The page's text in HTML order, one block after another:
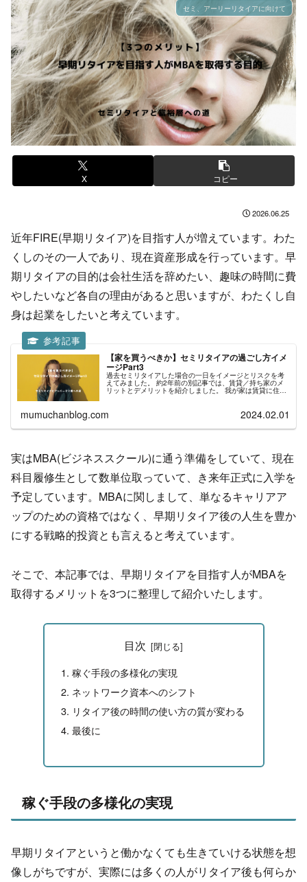
セミ、アーリーリタイアに向けて
X コピー
2026.06.25
近年FIRE(早期リタイア)を目指す人が増えています。 わた
くしのその一人であり、現在資産形成を行っています。早
期リタイアの目的は会社生活を辞めたい、 趣味の時間に費
やしたいなど各自の理由があると思いますが、わたくし自
身は起業をしたいと考えています。
【家を買うべきか】セミリタイアの過ごし方イメ
ージPart3
過去セミリタイアした場合の一日をイメージとリスクを考
えてみました。 約2年前の別記事では、賃貸／持ち家のメ
リットとデメリットを紹介しました。 我が家は賃貸に住ん
mumuchanblog.com 2024.02.01
実はMBA(ビジネススクール)に通う準備をしていて、 現在
科目履修生として数単位取っていて、き来年正式に入学を
予定しています。MBAに関しまして、 単なるキャリアア
ップのための資格ではなく、 早期リタイア後の人生を豊か
にする戦略的投資とも言えると考えています。
そこで、本記事では、 早期リタイアを目指す人がMBAを
取得するメリットを3つに整理して紹介いたします。
目次
稼ぐ手段の多様化の実現
ネットワーク資本へのシフト
リタイア後の時間の使い方の質が変わる
最後に
稼ぐ手段の多様化の実現
早期リタイアというと働かなくても生きていける状態を想
像しがちですが、 実際には多くの人がリタイア後も何らか